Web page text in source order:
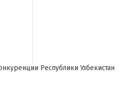
Республики Узбекистан